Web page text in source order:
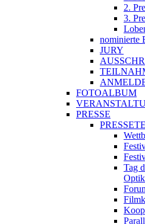
2.
3.
nominierte
JURY
FOTOALBUM
PRESSE
Tag